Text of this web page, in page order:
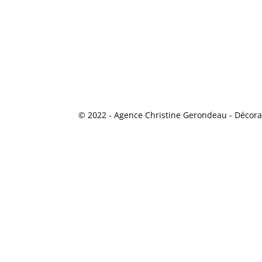
© 2022 - Agence Christine Gerondeau -